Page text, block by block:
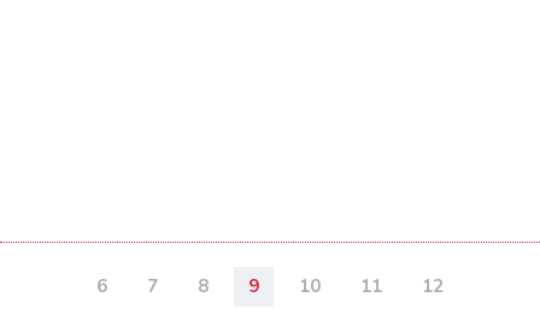
6 7 8 9 10 11 12